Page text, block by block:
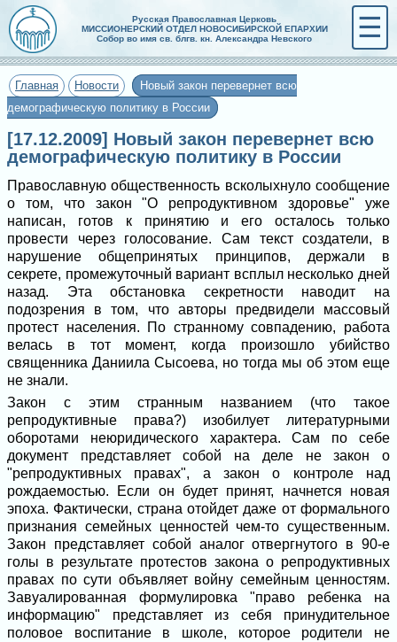
Русская Православная Церковь
МИССИОНЕРСКИЙ ОТДЕЛ НОВОСИБИРСКОЙ ЕПАРХИИ
Собор во имя св. блгв. кн. Александра Невского
☰
Главная Новости
Новый закон перевернет всю
демографическую политику в России
[17.12.2009] Новый закон перевернет всю
демографическую политику в России
Православную общественность всколыхнуло сообщение
о том, что закон "О репродуктивном здоровье" уже
написан, готов к принятию и его осталось только
провести через голосование. Сам текст создатели, в
нарушение общепринятых принципов, держали в
секрете, промежуточный вариант всплыл несколько дней
назад. Эта обстановка секретности наводит на
подозрения в том, что авторы предвидели массовый
протест населения. По странному совпадению, работа
велась в тот момент, когда произошло убийство
священника Даниила Сысоева, но тогда мы об этом еще
не знали.
Закон с этим странным названием (что такое
репродуктивные права?) изобилует литературными
оборотами неюридического характера. Сам по себе
документ представляет собой на деле не закон о
"репродуктивных правах", а закон о контроле над
рождаемостью. Если он будет принят, начнется новая
эпоха. Фактически, страна отойдет даже от формального
признания семейных ценностей чем-то существенным.
Закон представляет собой аналог отвергнутого в 90-е
голы в результате протестов закона о репродуктивных
правах по сути объявляет войну семейным ценностям.
Завуалированная формулировка "право ребенка на
информацию" представляет из себя принудительное
половое воспитание в школе, которое родители не